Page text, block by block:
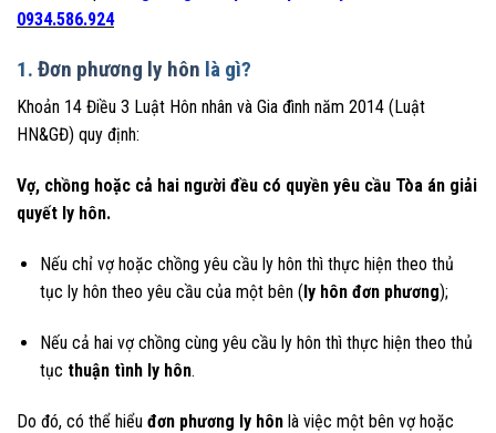
0934.586.924
1. Đơn phương ly hôn là gì?
Khoản 14 Điều 3 Luật Hôn nhân và Gia đình năm 2014 (Luật
HN&GĐ) quy định:
Vợ, chồng hoặc cả hai người đều có quyền yêu cầu Tòa án giải
quyết ly hôn.
Nếu chỉ vợ hoặc chồng yêu cầu ly hôn thì thực hiện theo thủ
tục ly hôn theo yêu cầu của một bên (ly hôn đơn phương);
Nếu cả hai vợ chồng cùng yêu cầu ly hôn thì thực hiện theo thủ
tục thuận tình ly hôn.
Do đó, có thể hiểu đơn phương ly hôn là việc một bên vợ hoặc